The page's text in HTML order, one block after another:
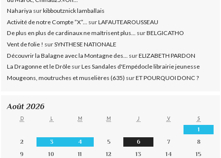
Nahariya surkibboutznick lamballais
Activité de notre Compte ”X”...
surLAFAUTEAROUSSEAU
De plus en plus de cardinaux ne maîtrisent plus... surBELGICATHO
Vent de folie ! surSYNTHESE NATIONALE
Découvrir la Balagne avec la Montagne des...
surELIZABETH PARDON
La Dragonne et le Drôle surLes Sandales d'Empédocle librairie jeunesse
Mougeons, moutruches et muselières (635) surET POURQUOI DONC ?
Août 2026
D L M M J V S
1
2
3 4 5 6 7
8
9
10 11 12 13 14
15